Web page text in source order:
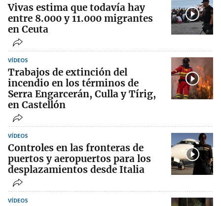
Vivas estima que todavía hay
entre 8.000 y 11.000 migrantes
en Ceuta
VÍDEOS
Trabajos de extinción del
incendio en los términos de
Serra Engarcerán, Culla y Tírig,
en Castellón
VÍDEOS
Controles en las fronteras de
puertos y aeropuertos para los
desplazamientos desde Italia
VÍDEOS